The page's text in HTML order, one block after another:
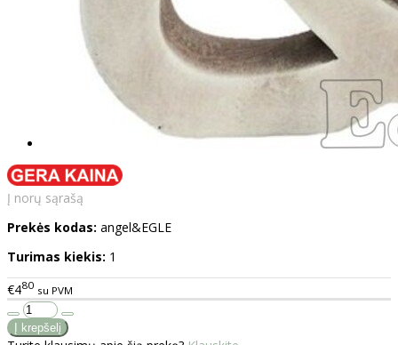
Į norų sąrašą
Prekės kodas: angel&EGLE
Turimas kiekis: 1
€480 su PVM